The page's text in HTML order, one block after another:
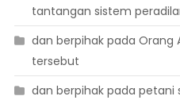
tantangan sistem
dan berpihak pada Orang
tersebut
dan berpihak pada petani